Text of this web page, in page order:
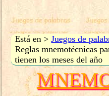
Está en >Juegos de
Reglas mnemotécnicas
tienen los meses del año